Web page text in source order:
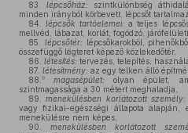
83.
lépcsőház: szintkülönbség
minden irányból körbevett, lépcsőt
84.
lépcsők tartóelemei: a teljes
mellvéd, lábazat, korlát, fogódzó,
85.
lépcsőtér: lépcsőkarokból,
összefüggő légteret képező közlekedőtér,
86. létesítés: tervezés, telepítés,
87. létesítmény: az egy telken álló
88. 9 magasépület:olyan épület,
szintmagassága a 30 métert meghaladja,
89.
menekülésben korlátozott személy:
vagy fizikai-egészségi állapota alapján,
menekülésre nem képes,
90.
menekülésben korlátozott